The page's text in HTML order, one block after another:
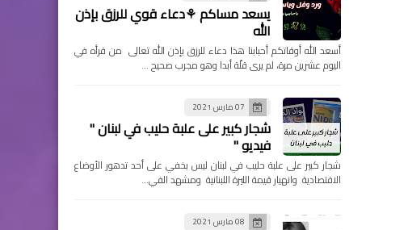
يسعد مساكم ⚘دعاء قوي للرزق بإذن
الله
أسعد الله أوقاتكم أحبابنا هذا دعاء للرزق بإذن الله تعالى من قرأه في
اليوم عشرين مرة، لم يرى قلّة أبدا وهو مجرب صحيح …
07 مارس 2021
شجار كبير على علبة حليب في لبنان "
فيديو "
شجار كبير على علبة حليب في لبنان ليس بخفي على أحد تدهور الأوضاع
الاقتصادية وانهيار قيمة الليرة اللبنانية ومشهد الفي…
08 مارس 2021